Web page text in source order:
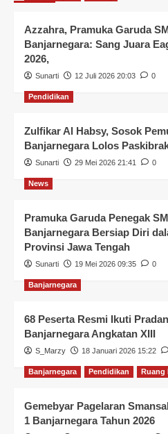
Azzahra, Pramuka Garuda
Banjarnegara: Sang Juara
2026,
Sunarti 12 Juli 2026 20:03 0
Pendidikan
Zulfikar Al Habsy, Sosok
Banjarnegara Lolos
Sunarti 29 Mei 2026 21:41 0
News
Pramuka Garuda Penegak
Banjarnegara Bersiap Diri
Provinsi Jawa Tengah
Sunarti 19 Mei 2026 09:35 0
Banjarnegara
68 Peserta Resmi Ikuti
Banjarnegara Angkatan XIII
S_Marzy 18 Januari 2026 15:22
Banjarnegara Pendidikan Ruang
Gemebyar Pagelaran
1 Banjarnegara Tahun 2026